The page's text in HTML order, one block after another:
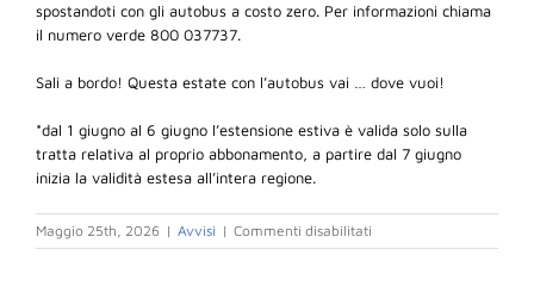
spostandoti con gli autobus a costo zero. Per informazioni chiama
il numero verde 800 037737.
Sali a bordo! Questa estate con l’autobus vai … dove vuoi!
*dal 1 giugno al 6 giugno l’estensione estiva è valida solo sulla
tratta relativa al proprio abbonamento, a partire dal 7 giugno
inizia la validità estesa all’intera regione.
Maggio 25th, 2026 | Avvisi | Commenti disabilitati
Estensione